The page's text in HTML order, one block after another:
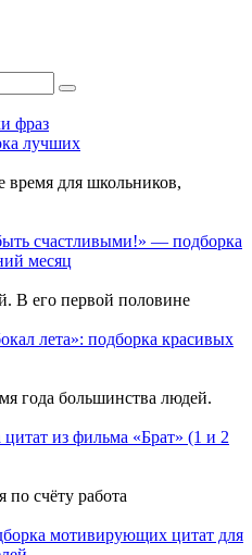
фраз
лучших
для школьников,
счастливыми!» — подборка
месяц
В его первой половине
лета»: подборка красивых
года большинства людей.
из фильма «Брат» (1 и 2
счёту работа
мотивирующих цитат для